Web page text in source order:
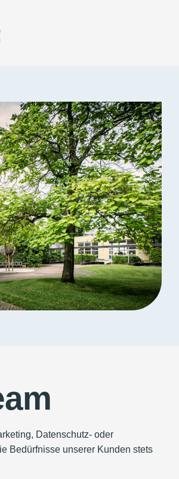
Datenschutz- oder
Bedürfnisse unserer Kunden stets